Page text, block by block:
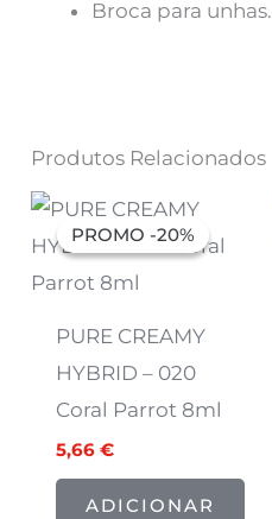
Broca para unhas.
Produtos Relacionados
PROMO -20%
PROMO -20%
PURE CREAMY
HYBRID – 020
Coral Parrot 8ml
O
preço
original
7,07 €.
5,66 €
O
preço
atual
5,66 €.
ADICIONAR